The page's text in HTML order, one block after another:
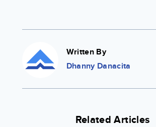
Written By
Dhanny Danacita
Related Articles